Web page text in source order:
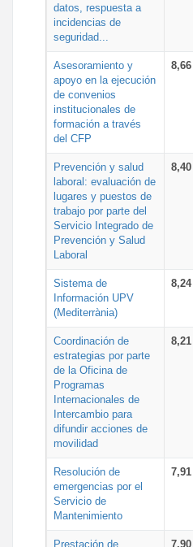
datos, respuesta a
incidencias de
seguridad...
Asesoramiento y
apoyo en la ejecución
de convenios
institucionales de
formación a través
del CFP
8,66
Prevención y salud
laboral: evaluación de
lugares y puestos de
trabajo por parte del
Servicio Integrado de
Prevención y Salud
Laboral
8,40
Sistema de
Información UPV
(Mediterrània)
8,24
Coordinación de
estrategias por parte
de la Oficina de
Programas
Internacionales de
Intercambio para
difundir acciones de
movilidad
8,21
Resolución de
emergencias por el
Servicio de
Mantenimiento
7,91
Prestación de
7,90